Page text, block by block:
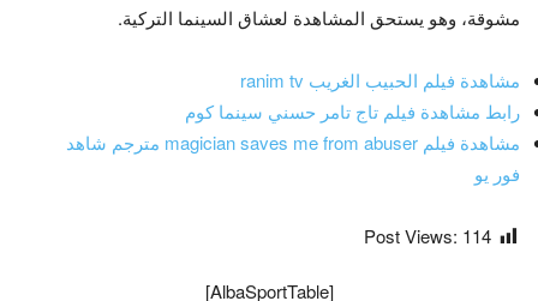
مشوقة، وهو يستحق المشاهدة لعشاق السينما التركية.
مشاهدة فيلم الحبيب الغريب ranim tv
رابط مشاهدة فيلم تاج تامر حسني سينما كوم
مشاهدة فيلم magician saves me from abuser مترجم شاهد
فور يو
Post Views: 114
[AlbaSportTable]